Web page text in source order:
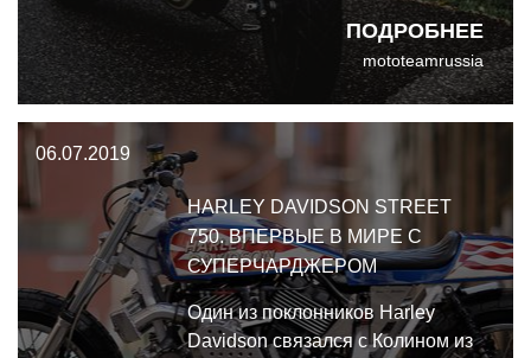
ПОДРОБНЕЕ
Бейтс использовал свой опыт
для создания байка, который,
похоже, сможет пережить конец
света. Harley Davidson Sportster
1200R - постапокалиптический
монстр.
mototeamrussia
06.07.2019
HARLEY DAVIDSON STREET
750. ВПЕРВЫЕ В МИРЕ С
СУПЕРЧАРДЖЕРОМ
Один из поклонников Harley
Davidson связался с Колином из